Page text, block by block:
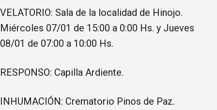
VELATORIO: Sala de la localidad de Hinojo.
Miércoles 07/01 de 15:00 a 0:00 Hs. y Jueves
08/01 de 07:00 a 10:00 Hs.
RESPONSO: Capilla Ardiente.
INHUMACIÓN: Crematorio Pinos de Paz.